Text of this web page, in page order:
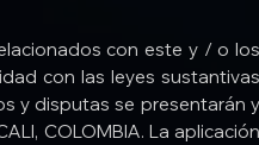
con este y / o los
con las leyes sustantivas
y disputas se presentarán y
COLOMBIA. La aplicación